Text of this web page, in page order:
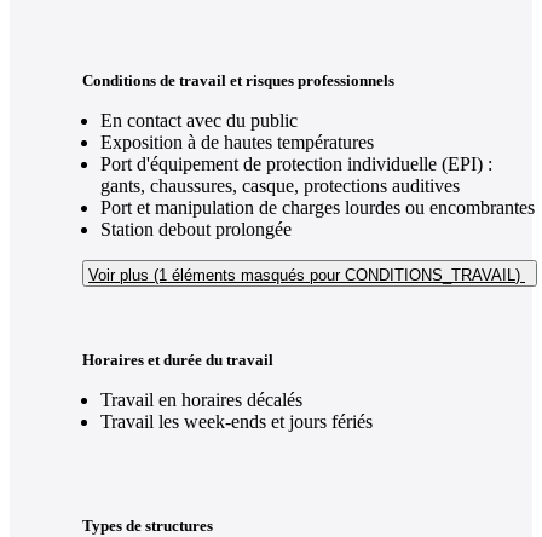
Conditions de travail et risques professionnels
En contact avec du public
Exposition à de hautes températures
Port d'équipement de protection individuelle (EPI) :
gants, chaussures, casque, protections auditives
Port et manipulation de charges lourdes ou encombrantes
Station debout prolongée
Voir plus (1 éléments masqués pour CONDITIONS_TRAVAIL)
Horaires et durée du travail
Travail en horaires décalés
Travail les week-ends et jours fériés
Types de structures